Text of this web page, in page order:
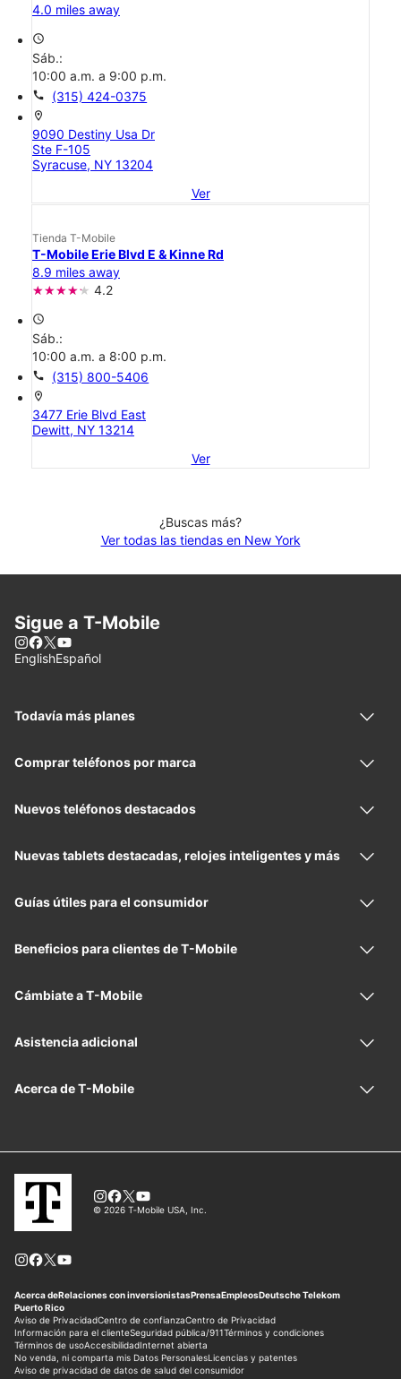
4.0 miles away
access_time
Sáb.:
10:00 a.m. a 9:00 p.m.
call (315) 424-0375
location_on
9090 Destiny Usa Dr
Ste F-105
Syracuse, NY 13204
Ver
Tienda T-Mobile
T-Mobile Erie Blvd E & Kinne Rd
8.9 miles away
4.2
access_time
Sáb.:
10:00 a.m. a 8:00 p.m.
call (315) 800-5406
location_on
3477 Erie Blvd East
Dewitt, NY 13214
Ver
¿Buscas más?
Ver todas las tiendas en New York